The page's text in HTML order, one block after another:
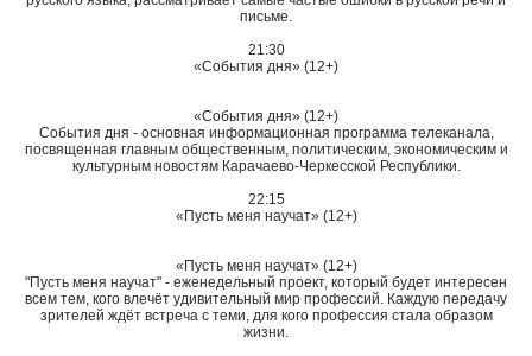
письме.
21:30
«События дня» (12+)
«События дня» (12+)
События дня - основная информационная программа телеканала,
посвященная главным общественным, политическим, экономическим и
культурным новостям Карачаево-Черкесской Республики.
22:15
«Пусть меня научат» (12+)
«Пусть меня научат» (12+)
"Пусть меня научат" - еженедельный проект, который будет интересен
всем тем, кого влечёт удивительный мир профессий. Каждую передачу
зрителей ждёт встреча с теми, для кого профессия стала образом
жизни.